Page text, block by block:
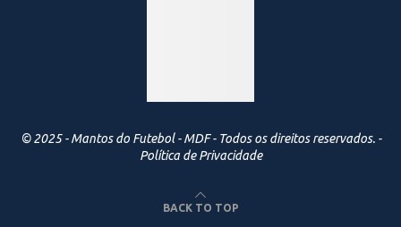
© 2025 - Mantos do Futebol - MDF - Todos os direitos reservados. -
Política de Privacidade
BACK TO TOP